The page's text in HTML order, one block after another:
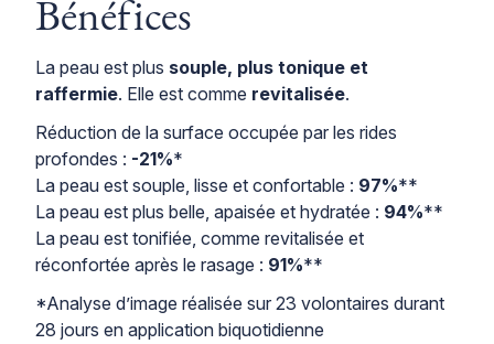
Bénéfices
La peau est plus souple, plus tonique et
raffermie. Elle est comme revitalisée.
Réduction de la surface occupée par les rides
profondes : -21%*
La peau est souple, lisse et confortable : 97%**
La peau est plus belle, apaisée et hydratée : 94%**
La peau est tonifiée, comme revitalisée et
réconfortée après le rasage : 91%**
*Analyse d’image réalisée sur 23 volontaires durant
28 jours en application biquotidienne